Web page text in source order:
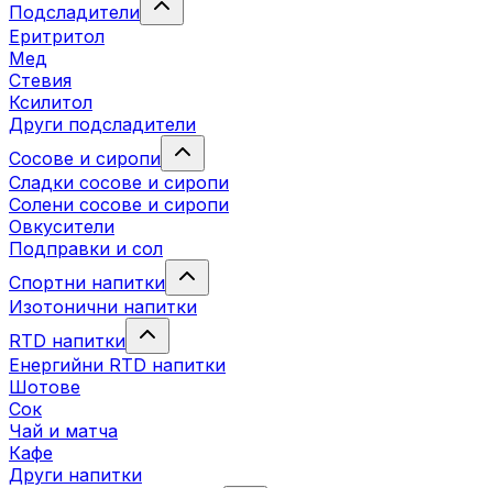
Подсладители
Еритритол
Мед
Стевия
Ксилитол
Други подсладители
Сосове и сиропи
Сладки сосове и сиропи
Солени сосове и сиропи
Овкусители
Подправки и сол
Спортни напитки
Изотонични напитки
RTD напитки
Енергийни RTD напитки
Шотове
Сок
Чай и матча
Кафе
Други напитки